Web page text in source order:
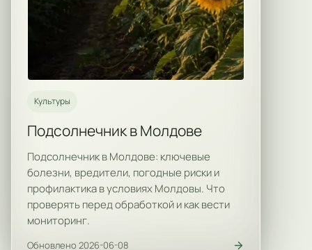
Культуры
Подсолнечник в Молдове
Подсолнечник в Молдове: ключевые
болезни, вредители, погодные риски и
профилактика в условиях Молдовы. Что
проверять перед обработкой и как вести
мониторинг.
Обновлено 2026-06-08